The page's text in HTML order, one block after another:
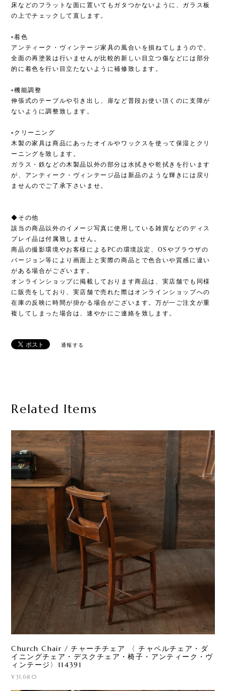
床などのフラットな面に置いてもガタつかないように、ガラス板
の上でチェックして直します。
▫︎着色
アンティーク・ヴィンテージ家具の風合いを損ねてしまうので、
全面の再塗装は行いませんが比較的新しい目立つ傷などには部分
的に着色を行い目立たないように補修致します。
▫︎機能調整
伸張式のテーブルや引き出し、扉など普段お使い頂くのに支障が
ないように調整致します。
▫︎クリーニング
木製の家具は商品にあったオイルやワックスを使って保湿とクリ
ーニングを致します。
ガラス・鉄などの木製品以外の部分は水拭きや乾拭きを行います
が、アンティーク・ヴィンテージ品は新品のような輝きには戻り
ませんのでご了承下さいませ。
◆その他
該当の商品以外のイメージ写真に使用している雑貨などのディス
プレイ品は付属致しません。
商品の撮影環境やお客様によるPCの環境設定、OSやブラウザの
バージョン等により画面上と実際の商品とで色合いや質感に違い
がある場合がございます。
オンラインショップに掲載しております商品は、実店舗でも同様
に販売をしており、実店舗で売れた際はオンラインショップへの
在庫の反映に時間が掛かる場合がございます。万が一ご注文が重
複してしまった場合は、速やかにご連絡を致します。
通報する
Related Items
Church Chair / チャーチチェア 〈 チャペルチェア・ダ
イニングチェア・デスクチェア・椅子・アンティーク・ヴ
ィンテージ〉114391
¥31,680